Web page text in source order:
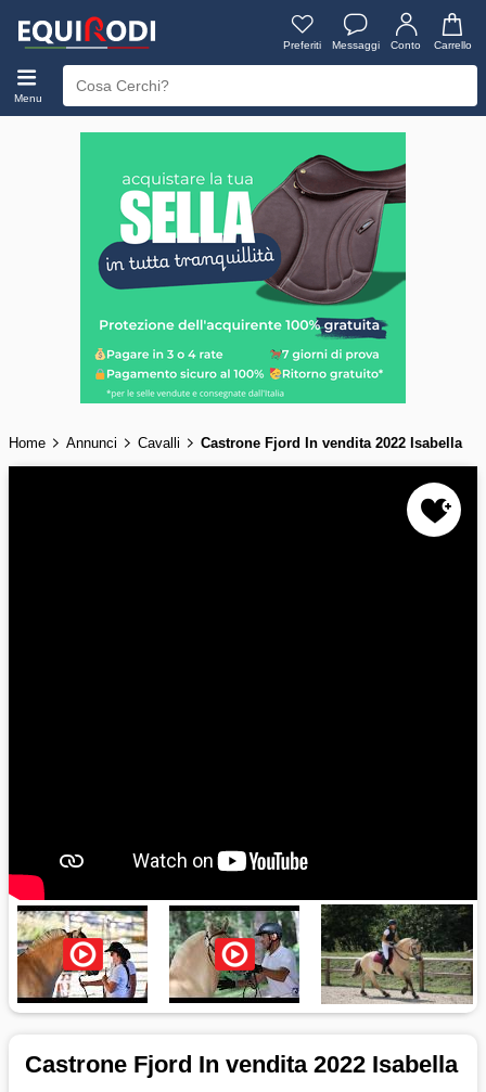
Preferiti Messaggi Conto Carrello
Menu
Home Annunci Cavalli Castrone Fjord In vendita 2022 Isabella
Castrone Fjord In vendita 2022 Isabella